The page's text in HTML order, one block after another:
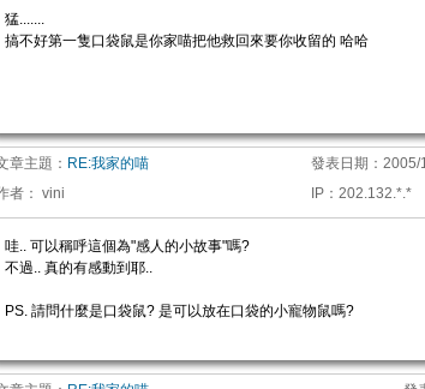
猛.......
搞不好第一隻口袋鼠是你家喵把他救回來要你收留的 哈哈
章主題： RE:我家的喵 發表日期： 2005/
者： vini IP ： 202.132.*.*
哇.. 可以稱呼這個為"感人的小故事"嗎?
不過.. 真的有感動到耶..
PS. 請問什麼是口袋鼠? 是可以放在口袋的小寵物鼠嗎?